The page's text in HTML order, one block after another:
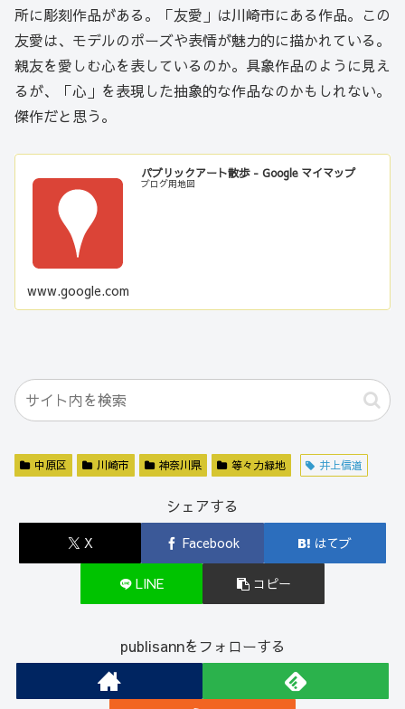
所に彫刻作品がある。「友愛」は川崎市にある作品。この
友愛は、モデルのポーズや表情が魅力的に描かれている。
親友を愛しむ心を表しているのか。具象作品のように見え
るが、「心」を表現した抽象的な作品なのかもしれない。
傑作だと思う。
パブリックアート散歩 - Google マイマップ
ブログ用地図
www.google.com
中原区 川崎市 神奈川県 等々力緑地 井上信道
シェアする
X Facebook はてブ
LINE コピー
publisannをフォローする